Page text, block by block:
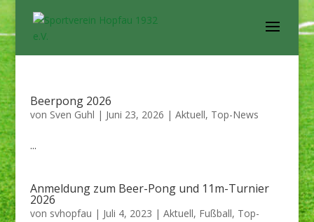
Beerpong 2026
von Sven Guhl | Juni 23, 2026 | Aktuell, Top-News
...
Anmeldung zum Beer-Pong und 11m-Turnier
2026
von svhopfau | Juli 4, 2023 | Aktuell, Fußball, Top-